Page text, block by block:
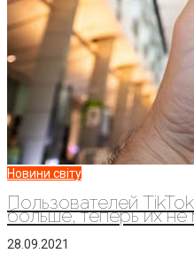
Новини світу
Пользователей
больше, теперь их
28.09.2021